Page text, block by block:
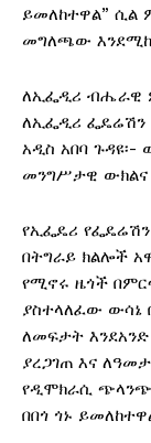
ይመለከተዋል” ሲል
መግለጫው
ለኢፌዲሪ ብሔራዊ
ለኢፌዲሪ ፌዴሬሽን
አዲስ አበባ
መንግሥታዊ
የኢፌዴሪ
በትግራይ ክልሎች
የሚኖሩ ዜጎች
ያስተላለፈው ውሳኔ
ለመፍታት
ያረጋገጠ እና
የዲሞክራሲ
በበጎ ጎኑ